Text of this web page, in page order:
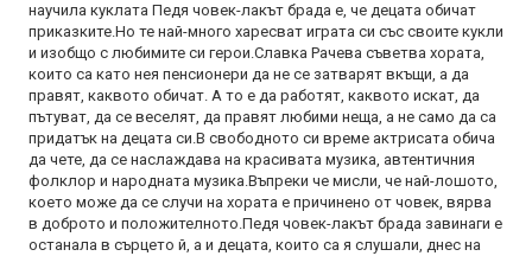
научила куклата Педя човек-лакът брада е, че децата обичат
приказките.Но те най-много харесват играта си със своите кукли
и изобщо с любимите си герои.Славка Рачева съветва хората,
които са като нея пенсионери да не се затварят вкъщи, а да
правят, каквото обичат. А то е да работят, каквото искат, да
пътуват, да се веселят, да правят любими неща, а не само да са
придатък на децата си.В свободното си време актрисата обича
да чете, да се наслаждава на красивата музика, автентичния
фолклор и народната музика.Въпреки че мисли, че най-лошото,
което може да се случи на хората е причинено от човек, вярва
в доброто и положителното.Педя човек-лакът брада завинаги е
останала в сърцето й, а и децата, които са я слушали, днес на